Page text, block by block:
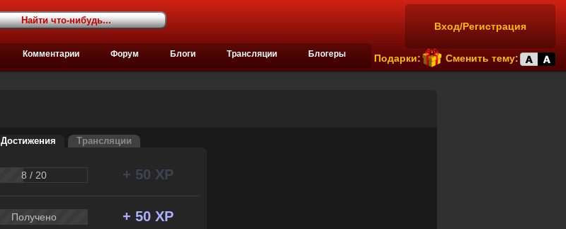
Вход/Регистрация
Подарки: Сменить тему:
Комментарии Форум Блоги Трансляции Блогеры
Достижения Трансляции
8 / 20 + 50 XP
Получено + 50 XP